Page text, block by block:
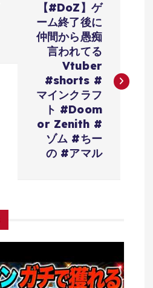
【#DoZ】ゲ
ーム終了後に
仲間から愚痴
言われてる
Vtuber
#shorts #
マインクラフ
ト #Doom
or Zenith #
ゾム #ちー
の #アマル